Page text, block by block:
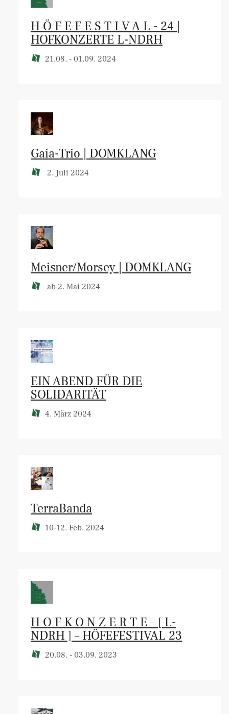
H Ö F E F E S T I V A L - 24 |
HOFKONZERTE L-NDRH
21.08. - 01.09. 2024
Gaia-Trio | DOMKLANG
2. Juli 2024
Meisner/Morsey | DOMKLANG
ab 2. Mai 2024
EIN ABEND FÜR DIE
SOLIDARITÄT
4. März 2024
TerraBanda
10-12. Feb. 2024
H O F K O N Z E R T E – [ L-
NDRH ] – HÖFEFESTIVAL 23
20.08. - 03.09. 2023